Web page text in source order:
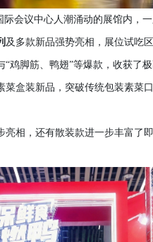
会议中心人潮涌动的展馆内，
及多款新品强势亮相，展位试吃
鸡脚筋、鸭翅”等爆款，收获了
菜盒装新品，突破传统包装素菜
相，还有散装款进一步丰富了